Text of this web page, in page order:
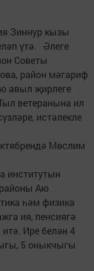
Зиннур кызы
үтә. Әлеге
Советы
район мәгариф
авыл җирлеге
ветеранына ил
истәлекле
Мөслим
институтын
Аю
һәм физика
ия, пенсиягә
Ире белән 4
5 оныкчыгы